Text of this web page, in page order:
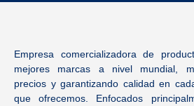
Empresa comercializadora de
mejores marcas a nivel mundial,
precios y garantizando calidad en
que ofrecemos. Enfocados